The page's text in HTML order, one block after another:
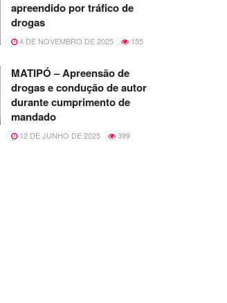
apreendido por tráfico de
drogas
4 DE NOVEMBRO DE 2025 155
MATIPÓ – Apreensão de
drogas e condução de autor
durante cumprimento de
mandado
12 DE JUNHO DE 2025 399